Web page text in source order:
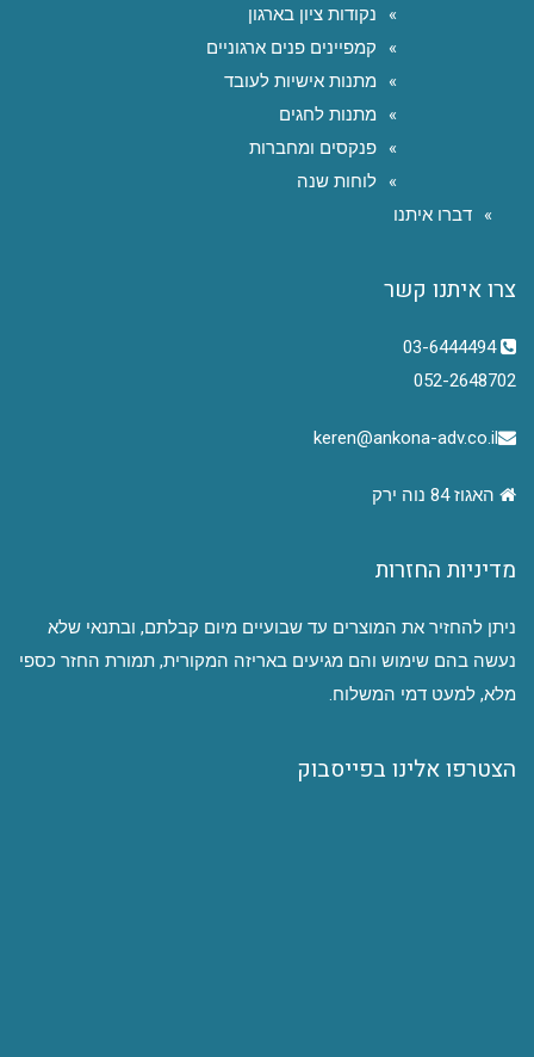
נקודות ציון בארגון
קמפיינים פנים ארגוניים
מתנות אישיות לעובד
מתנות לחגים
פנקסים ומחברות
לוחות שנה
דברו איתנו
צרו איתנו קשר
03-6444494
052-2648702
keren@ankona-adv.co.il
האגוז 84 נוה ירק
מדיניות החזרות
ניתן להחזיר את המוצרים עד שבועיים מיום קבלתם, ובתנאי שלא
נעשה בהם שימוש והם מגיעים באריזה המקורית, תמורת החזר כספי
מלא, למעט דמי המשלוח.
הצטרפו אלינו בפייסבוק